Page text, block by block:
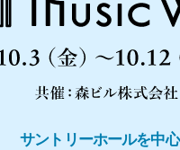
サントリーホールを中